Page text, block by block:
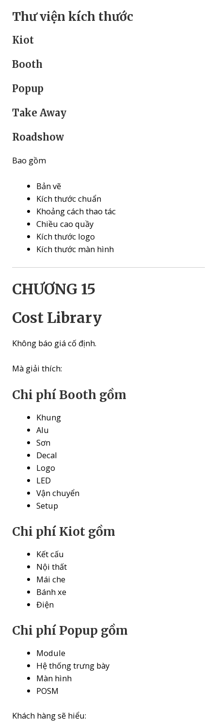
Thư viện kích thước
Kiot
Booth
Popup
Take Away
Roadshow
Bao gồm
Bản vẽ
Kích thước chuẩn
Khoảng cách thao tác
Chiều cao quầy
Kích thước logo
Kích thước màn hình
CHƯƠNG 15
Cost Library
Không báo giá cố định.
Mà giải thích:
Chi phí Booth gồm
Khung
Alu
Sơn
Decal
Logo
LED
Vận chuyển
Setup
Chi phí Kiot gồm
Kết cấu
Nội thất
Mái che
Bánh xe
Điện
Chi phí Popup gồm
Module
Hệ thống trưng bày
Màn hình
POSM
Khách hàng sẽ hiểu: